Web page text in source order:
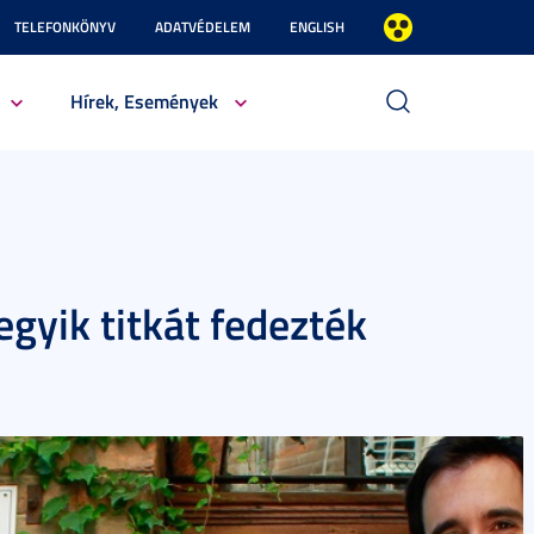
TELEFONKÖNYV ADATVÉDELEM ENGLISH
Hírek, Események
titkát fedezték